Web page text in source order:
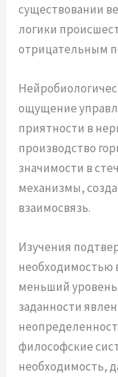
существовании
логики
отрицательным
ощущение
приятности в
производство
значимости в
механизмы,
взаимосвязь.
Изучения
необходимостью
меньший
заданности
философские
необходимость,